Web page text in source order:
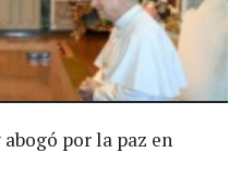
por la paz en